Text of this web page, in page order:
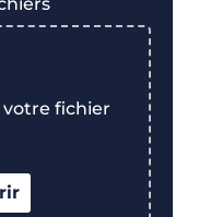
votre fichier